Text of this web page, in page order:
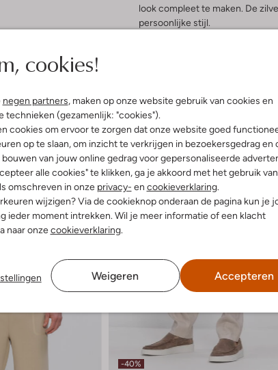
cookies!
negen partners, maken op onze website gebruik van cookies en
technieken (gezamenlijk: "cookies").
cookies om ervoor te zorgen dat onze website goed
op te slaan, om inzicht te verkrijgen in bezoekersgedrag en
van jouw online gedrag voor gepersonaliseerde
alle cookies" te klikken, ga je akkoord met het gebruik
omschreven in onze privacy- en cookieverklaring.
wijzigen? Via de cookieknop onderaan de pagina kun je
ieder moment intrekken. Wil je meer informatie of een klacht
naar onzecookieverklaring.
Weigeren Accepteren
look compleet te maken. De
persoonlijke stijl.
-40%